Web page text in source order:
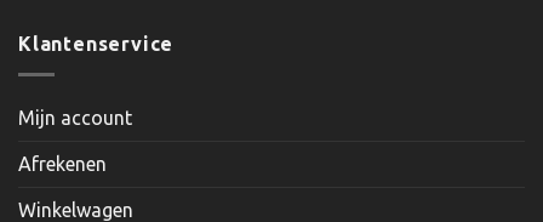
Klantenservice
Mijn account
Afrekenen
Winkelwagen